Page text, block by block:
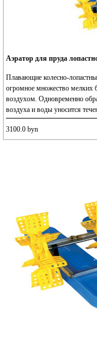
Аэратор для пруда
Плавающие колесно-
огромное множество мелких
воздухом. Одновременно
воздуха и воды уносится
водоеме.
Активный воздух и течение
застойных зон.При этом
3100.0 byn